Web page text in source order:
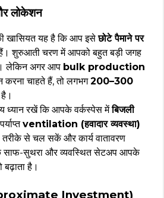
लोकेशन
खासियत यह है कि आप इसेछोटे पैमाने पर
शुरुआती चरण में आपको बहुत बड़ी जगह
लेकिन अगर आप bulk production
करना चाहते हैं, तो लगभग200–300
ध्यान रखें कि आपके वर्कस्पेस मेंबिजली
ventilation (हवादार व्यवस्था)
तरीके से चल सकें और कार्य वातावरण
साफ-सुथरा और व्यवस्थित सेटअप आपके
है।
Investment)